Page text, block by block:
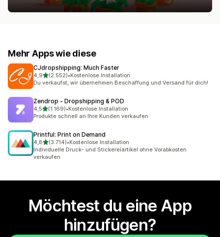
Mehr Apps wie diese
CJdropshipping: Much Faster
4,9von 5 Sternen
(2.552)
2552 Rezensionen insgesamt
•Kostenlose Installation
Du verkaufst, wir übernehmen Beschaffung und Versand für dich!
Zendrop ‑ Dropshipping & POD
4,5von 5 Sternen
(1.169)
1169 Rezensionen insgesamt
•Kostenlose Installation
Produkte schnell an Ihre Kunden verkaufen
Printful: Print on Demand
4,8von 5 Sternen
(3.714)
3714 Rezensionen insgesamt
•Kostenlose Installation
Individuelle Druck- und Stickereiartikel ohne Vorabkosten
verkaufen
Möchtest du eine App
hinzufügen?